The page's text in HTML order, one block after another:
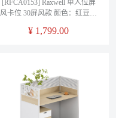
[RFCA0153] Raxwell 单人位屏
风卡位 30屏风款 颜色：红豆杉
¥ 1,799.00